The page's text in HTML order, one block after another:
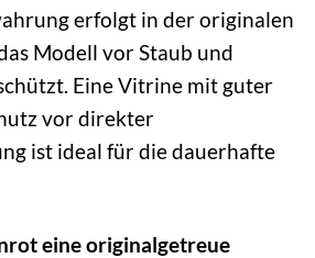
erfolgt in der originalen
Modell vor Staub und
Eine Vitrine mit guter
vor direkter
ist ideal für die dauerhafte
eine originalgetreue